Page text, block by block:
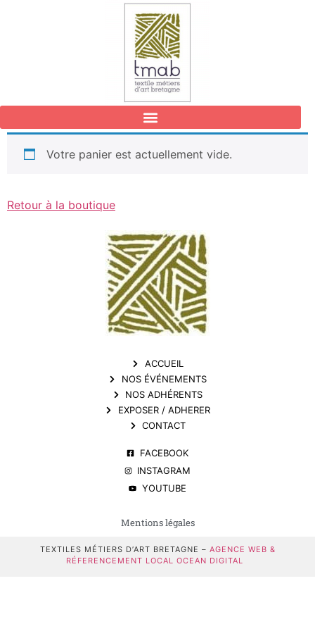
Votre panier est actuellement vide.
Retour à la boutique
ACCUEIL
NOS ÉVÉNEMENTS
NOS ADHÉRENTS
EXPOSER / ADHERER
CONTACT
FACEBOOK
INSTAGRAM
YOUTUBE
Mentions légales
TEXTILES MÉTIERS D’ART BRETAGNE – AGENCE WEB &
RÉFERENCEMENT LOCAL OCEAN DIGITAL